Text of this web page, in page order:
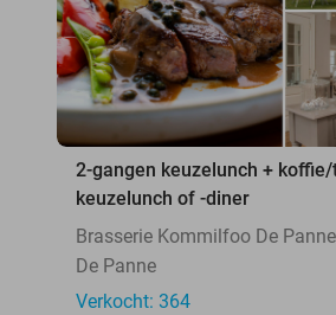
2-gangen keuzelunch +
keuzelunch of -diner
Brasserie Kommilfoo De Panne
De Panne
Verkocht: 364